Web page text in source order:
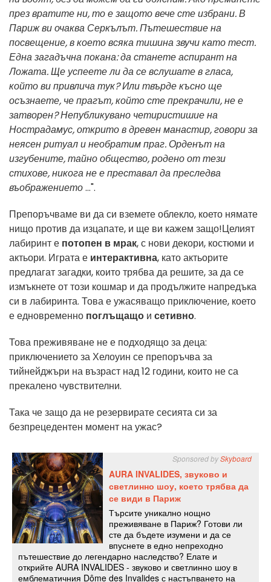
през вратите ни, то е защото вече сте избрани. В
Париж ви очаква Серкълът. Пътешествие на
посвещение, в което всяка тишина звучи като тест.
Една загадъчна покана: да станете аспирант на
Ложата. Ще успеете ли да се вслушате в гласа,
който ви привлича тук? Или твърде късно ще
осъзнаете, че прагът, който сте прекрачили, не е
затворен? Непубликувано четиристишие на
Нострадамус, открито в древен манастир, говори за
неясен ритуал и необратим праг. Орденът на
изгубените, тайно общество, родено от тези
стихове, никога не е преставал да преследва
въображението...".
Препоръчваме ви да си вземете облекло, което нямате
нищо против да изцапате, и ще ви кажем защо!Целият
лабиринте потопен в мрак, с нови декори, костюми и
актьори. Играта е интерактивна, като актьорите
предлагат загадки, които трябва да решите, за да се
измъкнете от този кошмар и да продължите напредъка
си в лабиринта. Това е ужасяващо приключение, което
е едновременно поглъщащо и сетивно.
Това преживяване не е подходящо за деца:
приключението за Хелоуин се препоръчва за
тийнейджъри на възраст над 12 години, които не са
прекалено чувствителни.
Така че защо да не резервирате сесията си за
безпрецедентен момент на ужас?